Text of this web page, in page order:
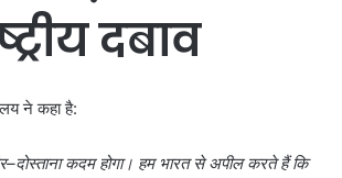
दबाव
ने कहा है:
दोस्ताना कदम होगा। हम भारत से अपील करते हैं कि